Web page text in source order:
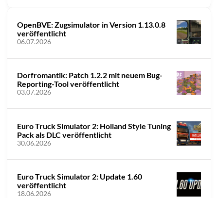
OpenBVE: Zugsimulator in Version 1.13.0.8
veröffentlicht
06.07.2026
Dorfromantik: Patch 1.2.2 mit neuem Bug-
Reporting-Tool veröffentlicht
03.07.2026
Euro Truck Simulator 2: Holland Style Tuning
Pack als DLC veröffentlicht
30.06.2026
Euro Truck Simulator 2: Update 1.60
veröffentlicht
18.06.2026